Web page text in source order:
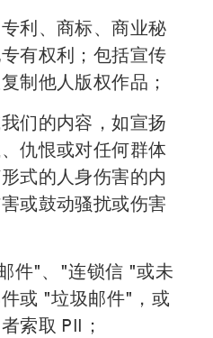
利、商标、商业秘
有权利；包括宣传
制他人版权作品；
们的内容，如宣扬
仇恨或对任何群体
式的人身伤害的内
或鼓动骚扰或伤害
件"、"连锁信 "或未
或 "垃圾邮件"，或
索取 PII；